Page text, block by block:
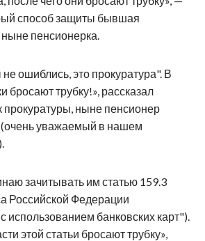
способ защиты бывшая
пенсионерка.
ошиблись, это прокуратура". В
бросают трубку!», рассказал
ныне пенсионер
уважаемый в нашем
зачитывать им статью 159.3
Российской Федерации
банковских карт").
этой статьи бросают трубку»,